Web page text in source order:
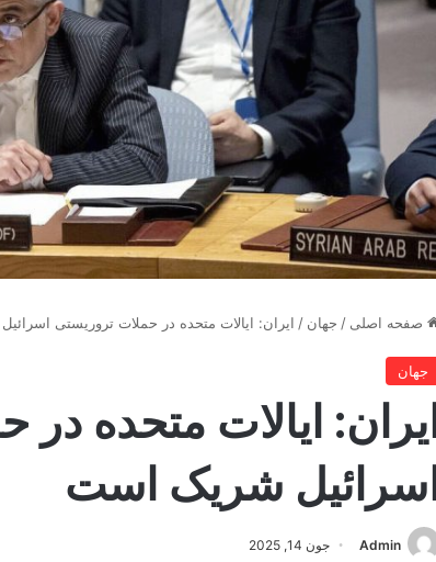
صفحه اصلی / جهان / ایران: ایالات متحده در حملات تروریستی
جهان
ایالات متحده
شریک است
Admin جون 14, 2025